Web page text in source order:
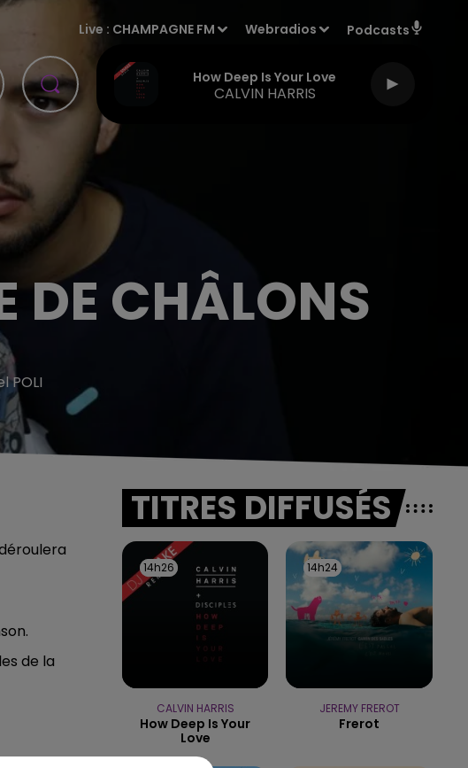
Live : CHAMPAGNE FM Webradios Podcasts
How Deep Is Your Love
CALVIN HARRIS
DE CHÂLONS
POLI
de la
TITRES DIFFUSÉS
14h26
14h26
CALVIN HARRIS
How Deep Is Your
Love
14h24
14h24
JEREMY FREROT
Frerot